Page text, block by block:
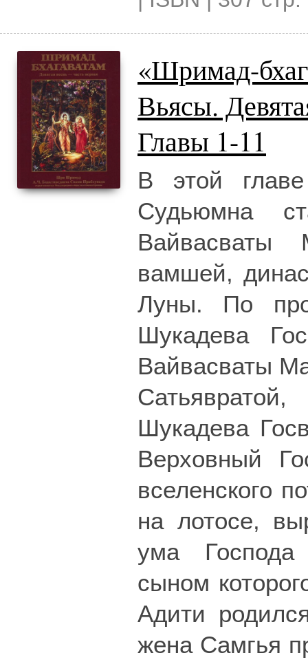
«Шримад-
Вьясы.
Главы 1-11
В этой
Судьюмна
вамшей,
Луны. По
Шукадева
Вайвасваты
Шукадева
Верховный
вселенского
на лотосе,
ума
сыном
Адити
жена Самгья